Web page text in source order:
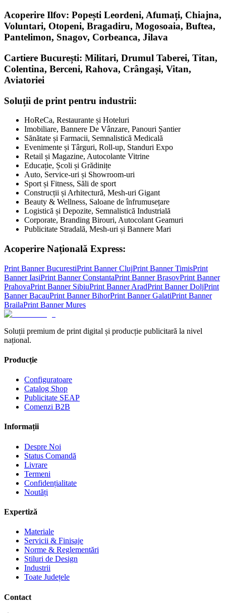
Acoperire Ilfov: Popești Leordeni, Afumați, Chiajna,
Voluntari, Otopeni, Bragadiru, Mogosoaia, Buftea,
Pantelimon, Snagov, Corbeanca, Jilava
Cartiere București: Militari, Drumul Taberei, Titan,
Colentina, Berceni, Rahova, Crângași, Vitan,
Aviatoriei
Soluții de print pentru industrii:
HoReCa, Restaurante și Hoteluri
Imobiliare, Bannere De Vânzare, Panouri Șantier
Sănătate și Farmacii, Semnalistică Medicală
Evenimente și Târguri, Roll-up, Standuri Expo
Retail și Magazine, Autocolante Vitrine
Educație, Școli și Grădinițe
Auto, Service-uri și Showroom-uri
Sport și Fitness, Săli de sport
Construcții și Arhitectură, Mesh-uri Gigant
Beauty & Wellness, Saloane de înfrumusețare
Logistică și Depozite, Semnalistică Industrială
Corporate, Branding Birouri, Autocolant Geamuri
Publicitate Stradală, Mesh-uri și Bannere Mari
Acoperire Națională Express:
Print BannerBucurestiPrint BannerClujPrint BannerTimisPrint
BannerIasiPrint BannerConstantaPrint BannerBrasovPrint Banner
PrahovaPrint Banner SibiuPrint BannerAradPrint BannerDoljPrint
BannerBacauPrint BannerBihorPrint BannerGalatiPrint Banner
BrailaPrint BannerMures
Soluții premium de print digital și producție publicitară la nivel
național.
Producție
Configuratoare
Catalog Shop
Publicitate SEAP
Comenzi B2B
Informații
Despre Noi
Status Comandă
Livrare
Termeni
Confidențialitate
Noutăți
Expertiză
Materiale
Servicii & Finisaje
Norme & Reglementări
Stiluri de Design
Industrii
Toate Județele
Contact